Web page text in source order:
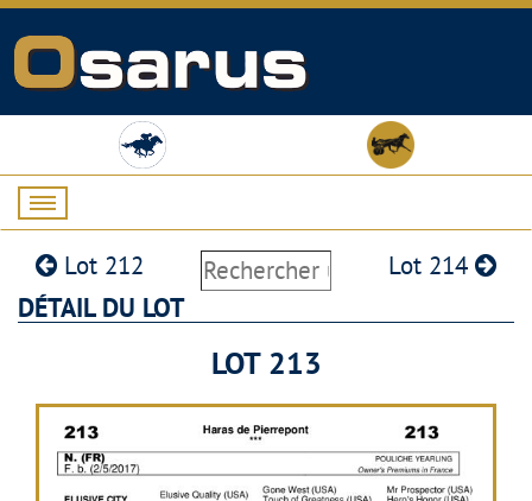
Lot 212 Lot 214
DÉTAIL DU LOT
LOT 213